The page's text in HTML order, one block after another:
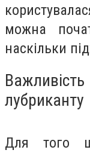
можна
наскільки
лубриканту
Для того